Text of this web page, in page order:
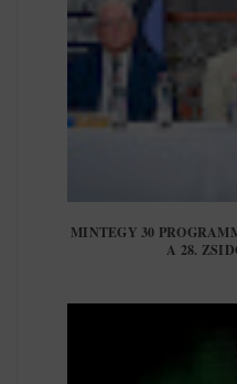
MINTEGY 30
A 28.